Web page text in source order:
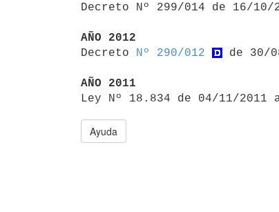
Decreto Nº 299/014 de 16/
AÑO 2012
Decreto
Nº 290/012 de 30/
AÑO 2011
Ley Nº 18.834 de 04/11/
Ayuda